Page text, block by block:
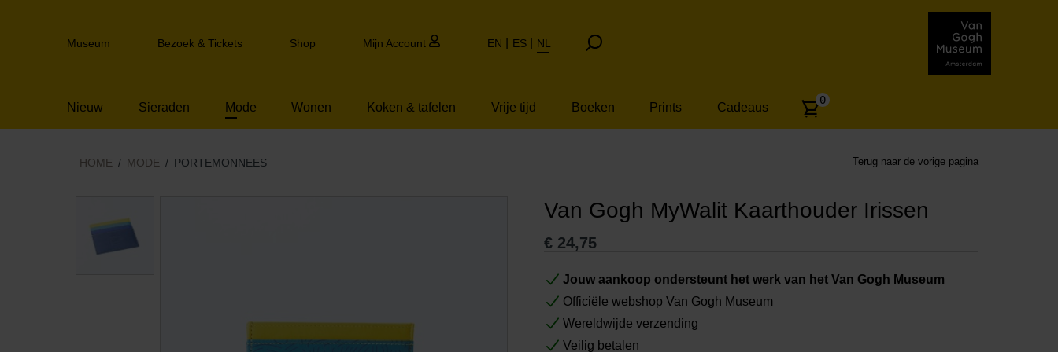
Spring
Header
Museum Bezoek & Tickets Shop Mijn Account EN ES NL
Nieuw Sieraden Mode Wonen Koken & tafelen Vrije tijd Boeken Prints Cadeaus
Aantal
0
HOME MODE PORTEMONNEES Terug naar de vorige pagina
Van Gogh MyWalit Kaarthouder Irissen
€ 24,75
Jouw aankoop ondersteunt het werk van het Van Gogh Museum
Officiële webshop Van Gogh Museum
Wereldwijde verzending
Veilig betalen